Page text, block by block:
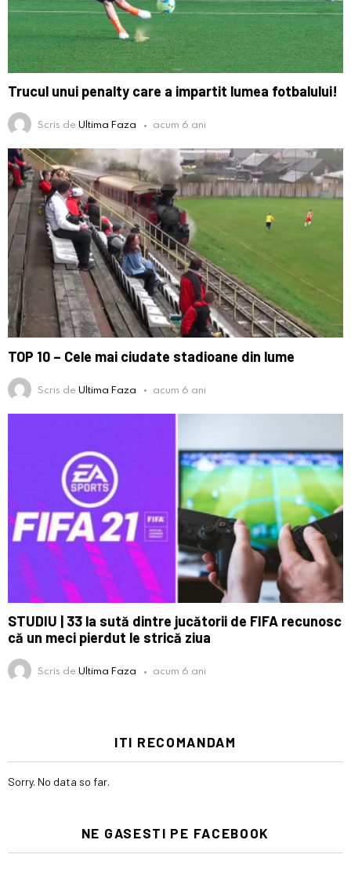
Trucul unui penalty care a impartit lumea fotbalului!
Scris deUltima Faza acum 6 ani
TOP 10 – Cele mai ciudate stadioane din lume
Scris deUltima Faza acum 6 ani
STUDIU | 33 la sută dintre jucătorii de FIFA recunosc
că un meci pierdut le strică ziua
Scris deUltima Faza acum 6 ani
ITI RECOMANDAM
Sorry. No data so far.
NE GASESTI PE FACEBOOK